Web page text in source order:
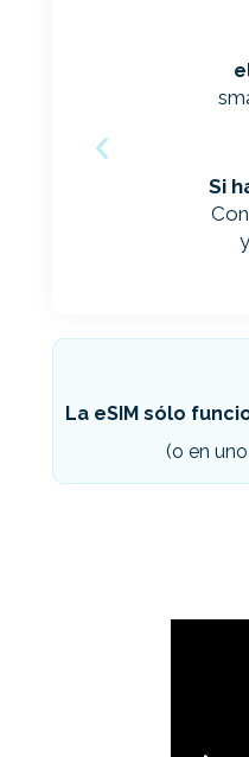
Si
La eSIM sólo
(o en